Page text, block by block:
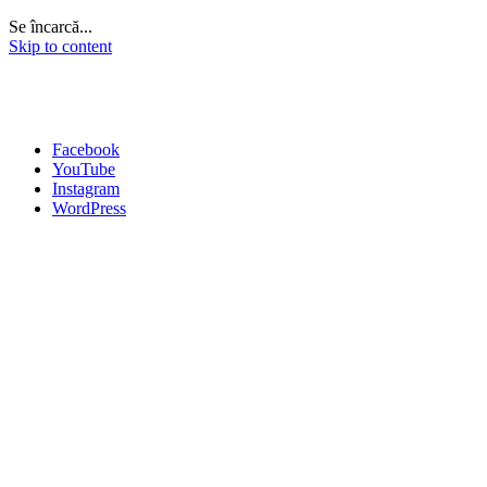
Se încarcă...
Skip to content
Facebook
YouTube
Instagram
WordPress